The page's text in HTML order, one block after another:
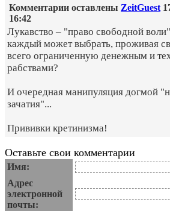
Комментарии оставлены ZeitGuest
16:42
Лукавство – "право свободной
каждый может выбрать, проживая
всего ограниченную денежным и
рабствами?
И очередная манипуляция догмой
зачатия"...
Прививки кретинизма!
Оставьте свои комментарии
Имя:
Адрес
электронной
почты: